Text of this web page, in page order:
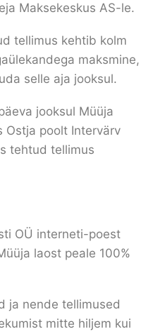
Maksekeskus AS-le.
tellimus kehtib kolm
maksmine,
selle aja jooksul.
jooksul Müüja
Ostja poolt Intervärv
tehtud tellimus
OÜ interneti-poest
laost peale 100%
ja nende tellimused
mitte hiljem kui